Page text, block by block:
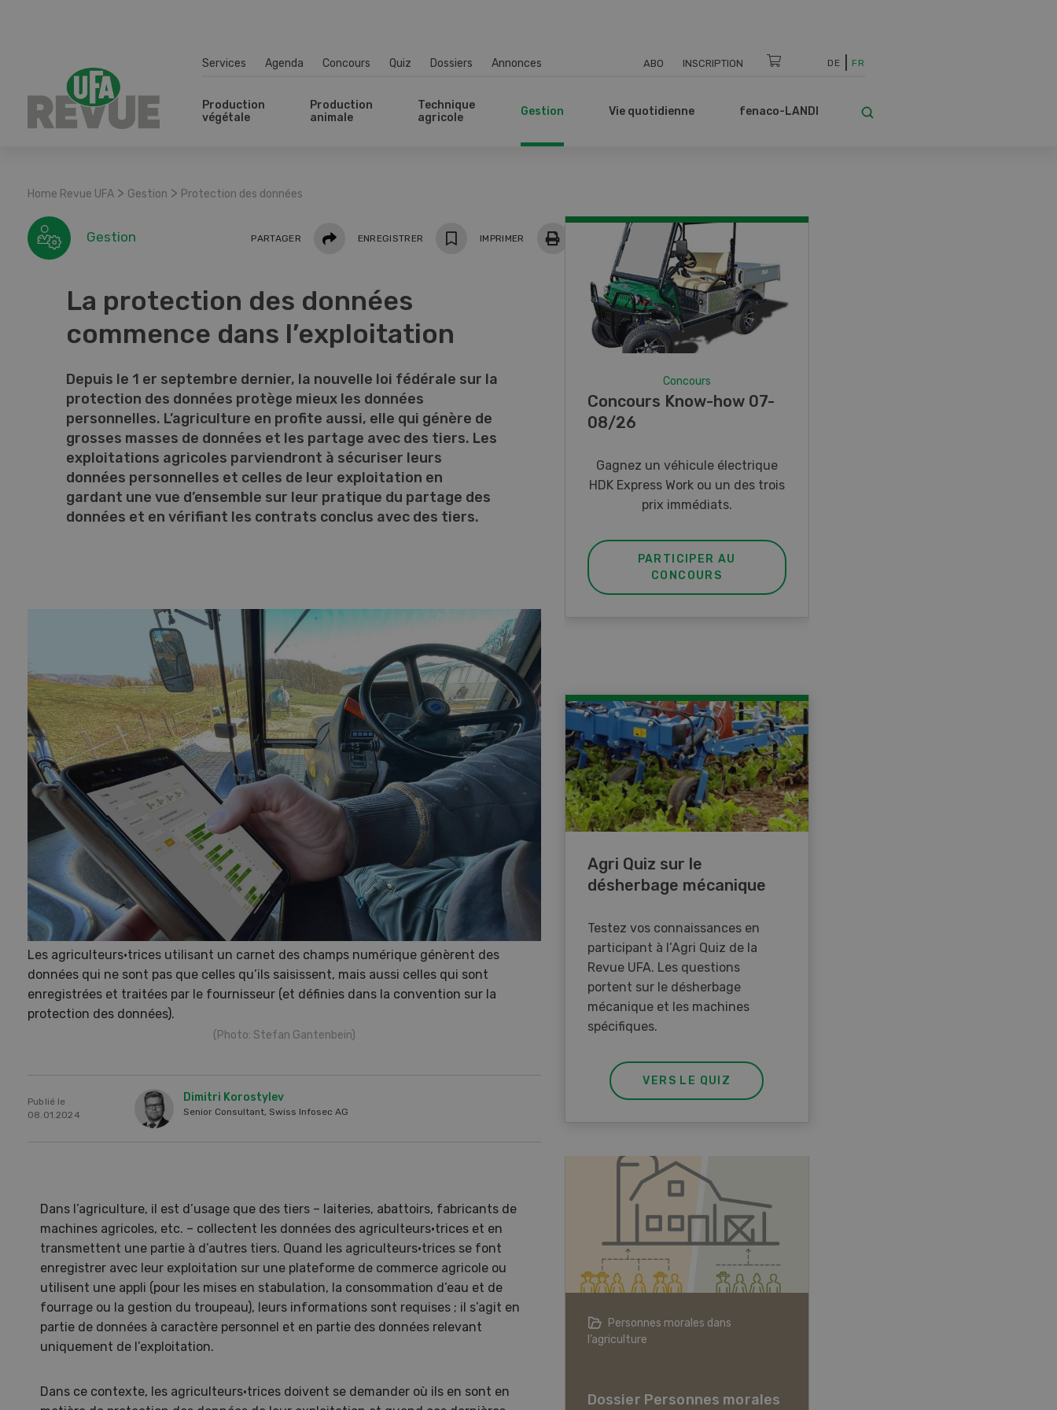
Services Agenda Concours Quiz Dossiers Annonces ABO INSCRIPTION DE FR
Production
végétale
Production
animale
Technique
agricole
Gestion Vie quotidienne fenaco-LANDI
Home Revue UFA > Gestion > Protection des données
Gestion PARTAGER PartagerENREGISTRER IMPRIMER
La protection des données
commence dans l’exploitation
Depuis le 1 er septembre dernier, la nouvelle loi fédérale sur la
protection des données protège mieux les données
personnelles. L’agriculture en profite aussi, elle qui génère de
grosses masses de données et les partage avec des tiers. Les
exploitations agricoles parviendront à sécuriser leurs
données personnelles et celles de leur exploitation en
gardant une vue d’ensemble sur leur pratique du partage des
données et en vérifiant les contrats conclus avec des tiers.
Les agriculteurs·trices utilisant un carnet des champs numérique génèrent des
données qui ne sont pas que celles qu’ils saisissent, mais aussi celles qui sont
enregistrées et traitées par le fournisseur (et définies dans la convention sur la
protection des données).
(Photo: Stefan Gantenbein)
Publié le
08.01.2024
Dimitri Korostylev
Senior Consultant, Swiss Infosec AG
Dans l’agriculture, il est d’usage que des tiers – laiteries, abattoirs, fabricants de
machines agricoles, etc. – collectent les données des agriculteurs·trices et en
transmettent une partie à d’autres tiers. Quand les agriculteurs·trices se font
enregistrer avec leur exploitation sur une plateforme de commerce agricole ou
utilisent une appli (pour les mises en stabulation, la consommation d’eau et de
fourrage ou la gestion du troupeau), leurs informations sont requises ; il s’agit en
partie de données à caractère personnel et en partie des données relevant
uniquement de l’exploitation.
Dans ce contexte, les agriculteurs·trices doivent se demander où ils en sont en
Concours
Concours Know-how 07-
08/26
Gagnez un véhicule électrique
HDK Express Work ou un des trois
prix immédiats.
PARTICIPER AU
CONCOURS
Agri Quiz sur le
désherbage mécanique
Testez vos connaissances en
participant à l’Agri Quiz de la
Revue UFA. Les questions
portent sur le désherbage
mécanique et les machines
spécifiques.
VERS LE QUIZ
Une ferme entre de nouvelles
mains
Une ferme entre de
L’agriculture à l’ère du changement
du changement climatique
Personnes morales dans
l’agriculture
Dossier Personnes morales